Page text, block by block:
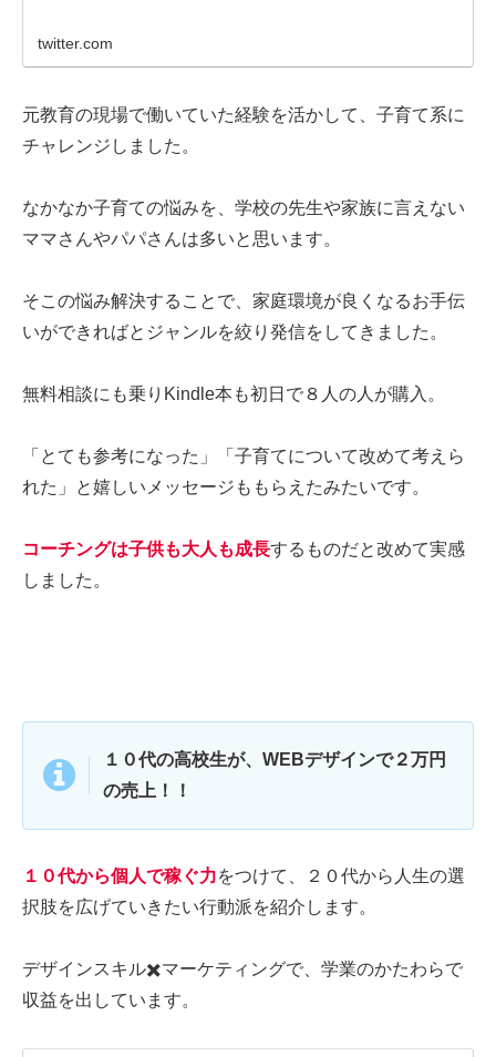
twitter.com
元教育の現場で働いていた経験を活かして、子育て系に
チャレンジしました。
なかなか子育ての悩みを、学校の先生や家族に言えない
ママさんやパパさんは多いと思います。
そこの悩み解決することで、家庭環境が良くなるお手伝
いができればとジャンルを絞り発信をしてきました。
無料相談にも乗りKindle本も初日で８人の人が購入。
「とても参考になった」「子育てについて改めて考えら
れた」と嬉しいメッセージももらえたみたいです。
コーチングは子供も大人も成長するものだと改めて実感
しました。
１０代の高校生が、WEBデザインで２万円
の売上！！
１０代から個人で稼ぐ力をつけて、２０代から人生の選
択肢を広げていきたい行動派を紹介します。
デザインスキル✖️マーケティングで、学業のかたわらで
収益を出しています。